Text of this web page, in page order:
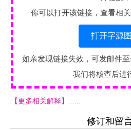
你可以打开该链接，查看相
打开字源
如亲发现链接失效，可发邮件至:
我们将核查后进
【更多相关解释】......